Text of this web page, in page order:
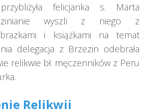
przybliżyła felicjanka s. Marta
wyszli z niego z
i książkami na temat
delegacja z Brzezin odebrała
relikwie bł. męczenników z Peru
Relikwii